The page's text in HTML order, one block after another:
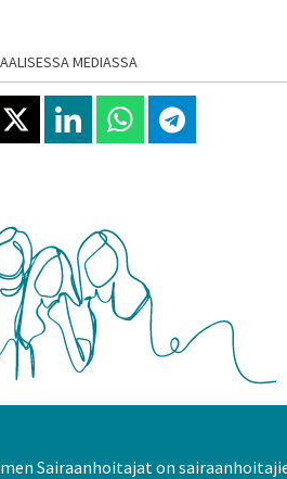
MEDIASSA
Jaa X:ssäJaa Linkedinissä
Jaa Whatsappissa
Jaa
Sairaanhoitajat on